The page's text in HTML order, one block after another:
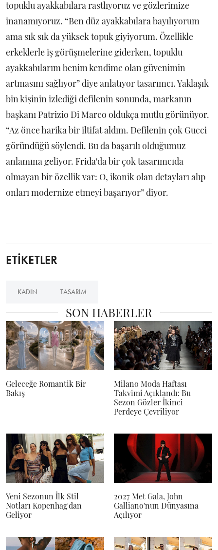
topuklu ayakkabılara rastlıyoruz ve gözlerimize
inanamıyoruz. “Ben düz ayakkabılara bayılıyorum
ama sık sık da yüksek topuk giyiyorum. Özellikle
erkeklerle iş görüşmelerine giderken, topuklu
ayakkabılarım benim kendime olan güvenimin
artmasını sağlıyor” diye anlatıyor tasarımcı. Yaklaşık
bin kişinin izlediği defilenin sonunda, markanın
başkanı Patrizio Di Marco oldukça mutlu görünüyor.
“Az önce harika bir iltifat aldım. Defilenin çok Gucci
göründüğü söylendi. Bu da başarılı olduğumuz
anlamına geliyor. Frida'da bir çok tasarımcıda
olmayan bir özellik var: O, ikonik olan detayları alıp
onları modernize etmeyi başarıyor” diyor.
ETİKETLER
KADIN TASARIM
SON HABERLER
Geleceğe Romantik Bir
Bakış
Milano Moda Haftası
Takvimi Açıklandı: Bu
Sezon Gözler İkinci
Perdeye Çevriliyor
Yeni Sezonun İlk Stil
Notları Kopenhag'dan
Geliyor
2027 Met Gala, John
Galliano'nun Dünyasına
Açılıyor